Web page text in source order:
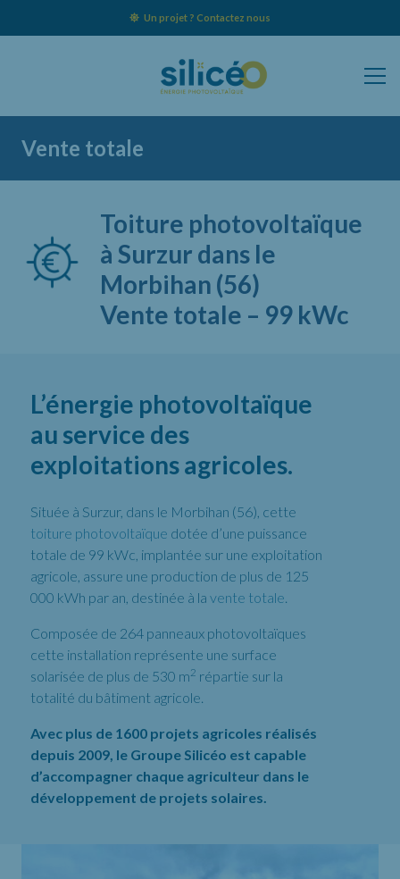
Un projet ? Contactez nous
Vente totale
Toiture photovoltaïque
à Surzur dans le
Morbihan (56)
Vente totale – 99 kWc
L’énergie photovoltaïque
au service des
exploitations agricoles.
Située à Surzur, dans le Morbihan (56), cette
toiture photovoltaïque dotée d’une puissance
totale de 99 kWc, implantée sur une exploitation
agricole, assure une production de plus de 125
000 kWh par an, destinée à la vente totale.
Composée de 264 panneaux photovoltaïques
cette installation représente une surface
solarisée de plus de 530 m2 répartie sur la
totalité du bâtiment agricole.
Avec plus de 1600 projets agricoles réalisés
depuis 2009, le Groupe Silicéo est capable
d’accompagner chaque agriculteur dans le
développement de projets solaires.